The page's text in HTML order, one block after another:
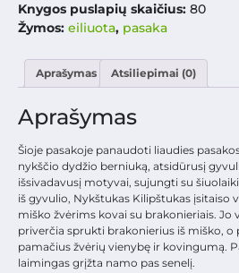
Knygos puslapių skaičius: 80
Žymos: eiliuota, pasaka
Aprašymas Atsiliepimai (0)
Aprašymas
Šioje pasakoje panaudoti liaudies
nykščio dydžio berniuką, atsidūrusį
išsivadavusį motyvai, sujungti su
iš gyvulio, Nykštukas Kilipštukas įsitaiso
miško žvėrims kovai su brakonieriais. Jo
priverčia sprukti brakonierius iš miško, o
pamačius žvėrių vienybę ir kovingumą.
laimingas grįžta namo pas senelį.